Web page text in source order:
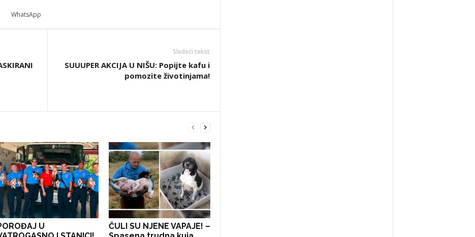
WhatsApp
Sledeći tekst
SUUUPER AKCIJA U NIŠU: Popijte kafu i
pomozite životinjama!
U
ČULI SU NJENE VAPAJE! –